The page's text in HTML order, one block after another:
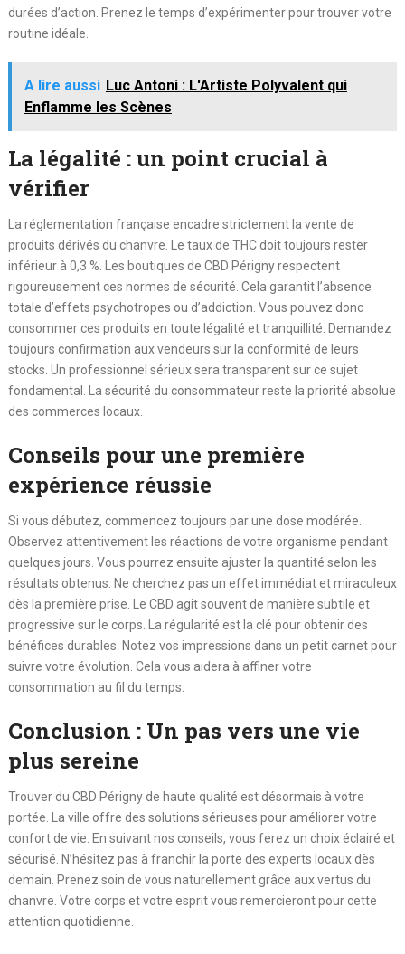
durées d’action. Prenez le temps d’expérimenter pour trouver votre
routine idéale.
A lire aussi Luc Antoni : L'Artiste Polyvalent qui
Enflamme les Scènes
La légalité : un point crucial à
vérifier
La réglementation française encadre strictement la vente de
produits dérivés du chanvre. Le taux de THC doit toujours rester
inférieur à 0,3 %. Les boutiques de CBD Périgny respectent
rigoureusement ces normes de sécurité. Cela garantit l’absence
totale d’effets psychotropes ou d’addiction. Vous pouvez donc
consommer ces produits en toute légalité et tranquillité. Demandez
toujours confirmation aux vendeurs sur la conformité de leurs
stocks. Un professionnel sérieux sera transparent sur ce sujet
fondamental. La sécurité du consommateur reste la priorité absolue
des commerces locaux.
Conseils pour une première
expérience réussie
Si vous débutez, commencez toujours par une dose modérée.
Observez attentivement les réactions de votre organisme pendant
quelques jours. Vous pourrez ensuite ajuster la quantité selon les
résultats obtenus. Ne cherchez pas un effet immédiat et miraculeux
dès la première prise. Le CBD agit souvent de manière subtile et
progressive sur le corps. La régularité est la clé pour obtenir des
bénéfices durables. Notez vos impressions dans un petit carnet pour
suivre votre évolution. Cela vous aidera à affiner votre
consommation au fil du temps.
Conclusion : Un pas vers une vie
plus sereine
Trouver du CBD Périgny de haute qualité est désormais à votre
portée. La ville offre des solutions sérieuses pour améliorer votre
confort de vie. En suivant nos conseils, vous ferez un choix éclairé et
sécurisé. N’hésitez pas à franchir la porte des experts locaux dès
demain. Prenez soin de vous naturellement grâce aux vertus du
chanvre. Votre corps et votre esprit vous remercieront pour cette
attention quotidienne.